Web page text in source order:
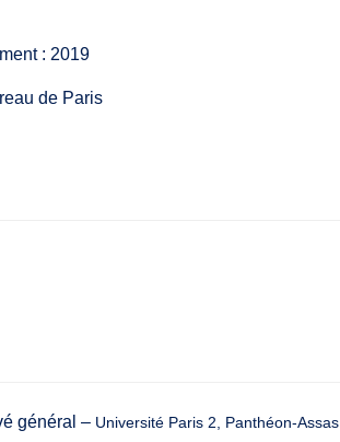
: 2019
de Paris
général – Université Paris 2, Panthéon-Assas